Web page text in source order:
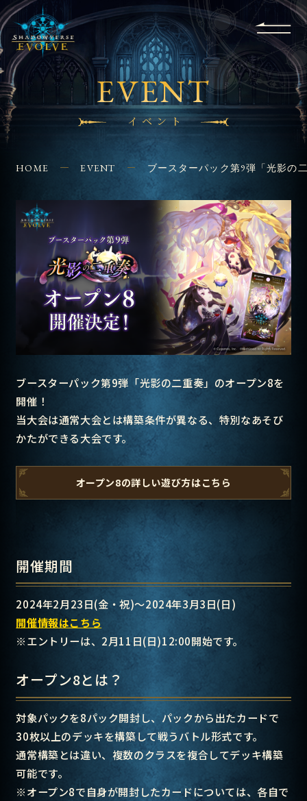
Q&A
EVENT SHOPS
FOR
BEGINNERS
APPLICATION
CONTACT
EVENT
イベント
HOME EVENT ブースターパック第9弾「光影の
ブースターパック第9弾「光影の二重奏」のオープン8を
開催！
当大会は通常大会とは構築条件が異なる、特別なあそび
かたができる大会です。
オープン8の詳しい遊び方はこちら
開催期間
2024年2月23日(金・祝)～2024年3月3日(日)
開催情報はこちら
※エントリーは、2月11日(日)12:00開始です。
オープン8とは？
対象パックを8パック開封し、パックから出たカードで
30枚以上のデッキを構築して戦うバトル形式です。
通常構築とは違い、複数のクラスを複合してデッキ構築
可能です。
※オープン8で自身が開封したカードについては、各自で